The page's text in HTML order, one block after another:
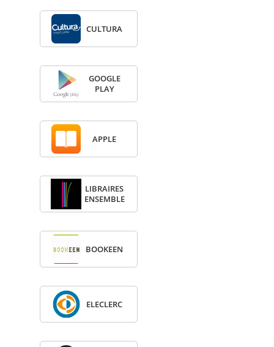
CULTURA
GOOGLE
PLAY
APPLE
LIBRAIRES
ENSEMBLE
BOO­KEEN
ELE­CLERC